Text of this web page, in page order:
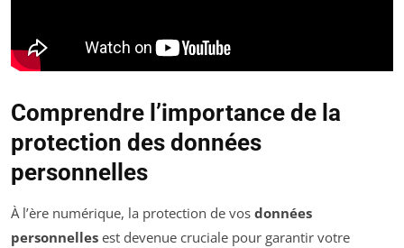
Comprendre l’importance de la
protection des données
personnelles
À l’ère numérique, la protection de vos données
personnelles est devenue cruciale pour garantir votre